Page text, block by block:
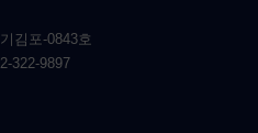
김포-0843호
322-9897